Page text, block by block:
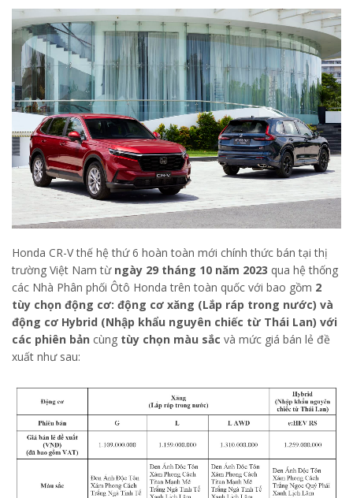
Honda CR-V thế hệ thứ 6 hoàn toàn mới chính thức bán tại thị
trường Việt Nam từ ngày 29 tháng 10 năm 2023 qua hệ thống
các Nhà Phân phối Ôtô Honda trên toàn quốc với bao gồm 2
tùy chọn động cơ: động cơ xăng (Lắp ráp trong nước) và
động cơ Hybrid (Nhập khẩu nguyên chiếc từ Thái Lan) với
các phiên bản cùng tùy chọn màu sắc và mức giá bán lẻ đề
xuất như sau: